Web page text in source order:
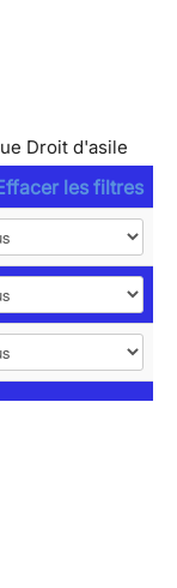
Droit d'asile
les filtres